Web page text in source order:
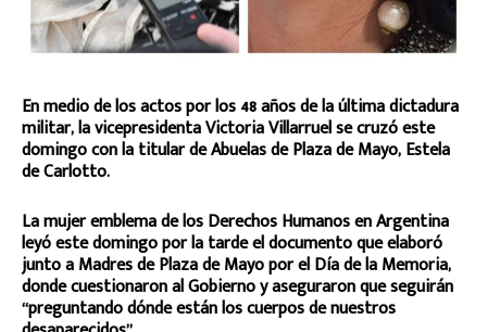
En medio de los actos por los 48 años de la última dictadura
militar, la vicepresidenta Victoria Villarruel se cruzó este
domingo con la titular de Abuelas de Plaza de Mayo, Estela
de Carlotto.
La mujer emblema de los Derechos Humanos en Argentina
leyó este domingo por la tarde el documento que elaboró
junto a Madres de Plaza de Mayo por el Día de la Memoria,
donde cuestionaron al Gobierno y aseguraron que seguirán
“preguntando dónde están los cuerpos de nuestros